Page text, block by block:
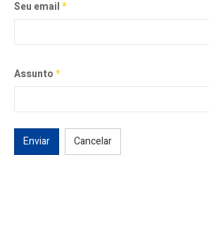
Seu email*
Assunto*
Enviar Cancelar